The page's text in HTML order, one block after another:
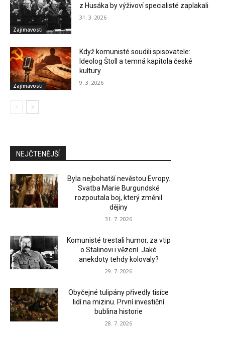
Zajímavosti
z Husáka by výživoví specialisté zaplakali
31. 3. 2026
Zajímavosti
Když komunisté soudili spisovatele:
Ideolog Štoll a temná kapitola české
kultury
9. 3. 2026
NEJČTENĚJŠÍ
Byla nejbohatší nevěstou Evropy.
Svatba Marie Burgundské
rozpoutala boj, který změnil
dějiny
31. 7. 2026
Komunisté trestali humor, za vtip
o Stalinovi i vězení. Jaké
anekdoty tehdy kolovaly?
29. 7. 2026
Obyčejné tulipány přivedly tisíce
lidí na mizinu. První investiční
bublina historie
28. 7. 2026